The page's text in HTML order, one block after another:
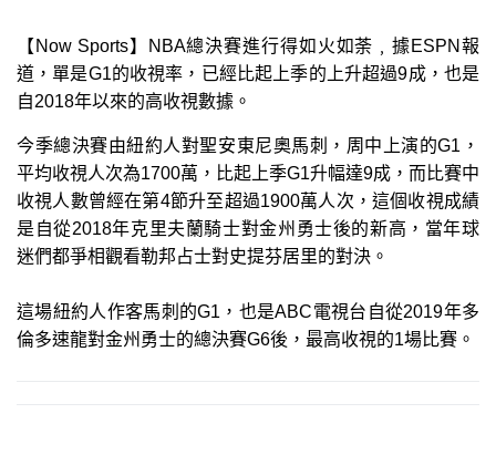
【Now Sports】NBA總決賽進行得如火如荼﹐據ESPN報
道，單是G1的收視率，已經比起上季的上升超過9成，也是
自2018年以來的高收視數據。
今季總決賽由紐約人對聖安東尼奧馬刺，周中上演的G1，
平均收視人次為1700萬，比起上季G1升幅達9成，而比賽中
收視人數曾經在第4節升至超過1900萬人次，這個收視成績
是自從2018年克里夫蘭騎士對金州勇士後的新高，當年球
迷們都爭相觀看勒邦占士對史提芬居里的對決。
這場紐約人作客馬刺的G1，也是ABC電視台自從2019年多
倫多速龍對金州勇士的總決賽G6後，最高收視的1場比賽。